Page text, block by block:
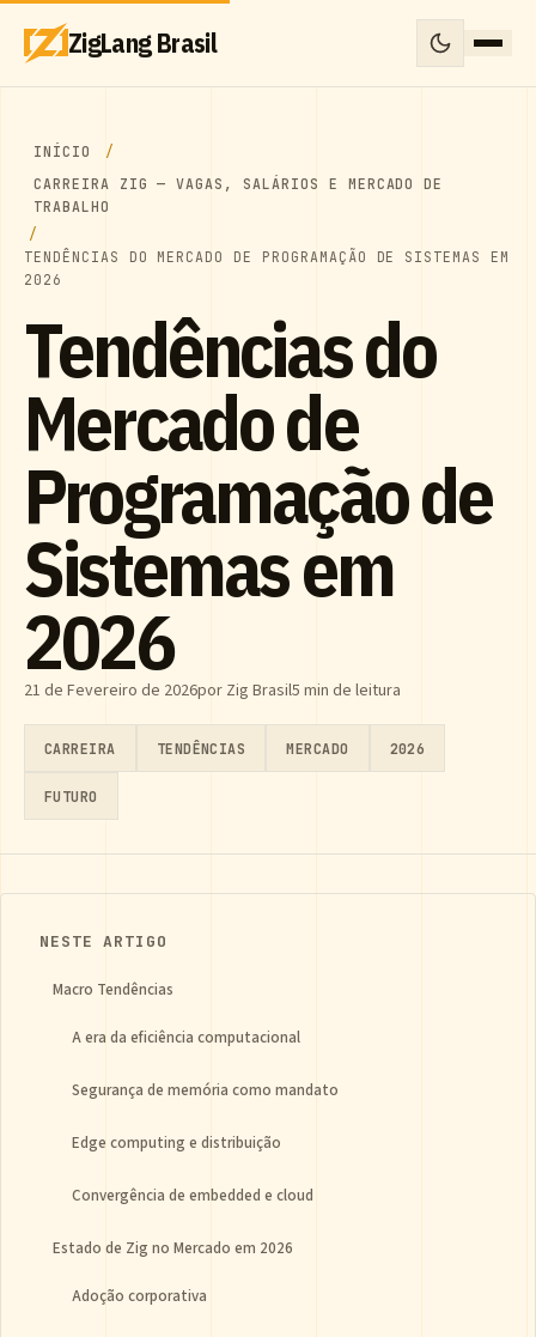
ZigLang Brasil
INÍCIO
CARREIRA ZIG — VAGAS, SALÁRIOS E MERCADO DE
TRABALHO
TENDÊNCIAS DO MERCADO DE PROGRAMAÇÃO DE SISTEMAS EM
2026
Tendências do
Mercado de
Programação de
Sistemas em
2026
21 de Fevereiro de 2026por Zig Brasil5 min de leitura
CARREIRA TENDÊNCIAS MERCADO 2026
FUTURO
NESTE ARTIGO
Macro Tendências
A era da eficiência computacional
Segurança de memória como mandato
Edge computing e distribuição
Convergência de embedded e cloud
Estado de Zig no Mercado em 2026
Adoção corporativa